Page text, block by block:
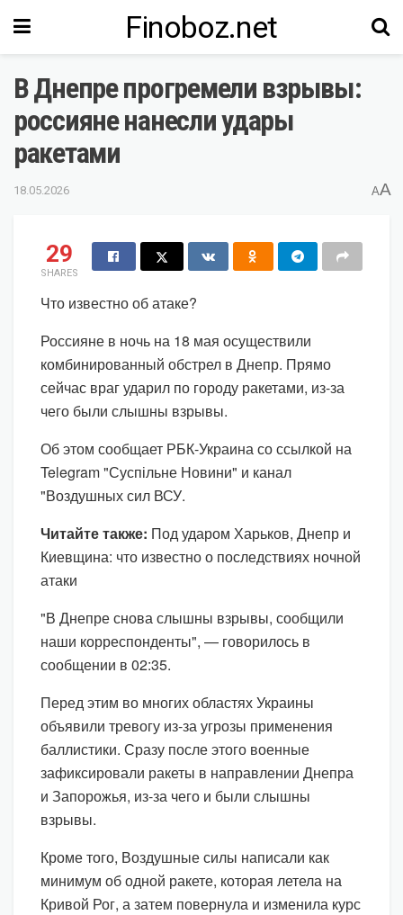
Finoboz.net
В Днепре прогремели взрывы:
россияне нанесли удары
ракетами
18.05.2026 AA
29
SHARES
Что известно об атаке?
Россияне в ночь на 18 мая осуществили
комбинированный обстрел в Днепр. Прямо
сейчас враг ударил по городу ракетами, из-за
чего были слышны взрывы.
Об этом сообщает РБК-Украина со ссылкой на
Telegram "Суспільне Новини" и канал
"Воздушных сил ВСУ.
Читайте также: Под ударом Харьков, Днепр и
Киевщина: что известно о последствиях ночной
атаки
"В Днепре снова слышны взрывы, сообщили
наши корреспонденты", — говорилось в
сообщении в 02:35.
Перед этим во многих областях Украины
объявили тревогу из-за угрозы применения
баллистики. Сразу после этого военные
зафиксировали ракеты в направлении Днепра
и Запорожья, из-за чего и были слышны
взрывы.
Кроме того, Воздушные силы написали как
минимум об одной ракете, которая летела на
Кривой Рог, а затем повернула и изменила курс